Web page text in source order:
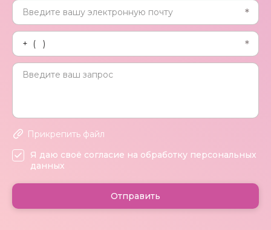
Прикрепить файл
Я даю своё согласие на обработку персональных
данных
Отправить